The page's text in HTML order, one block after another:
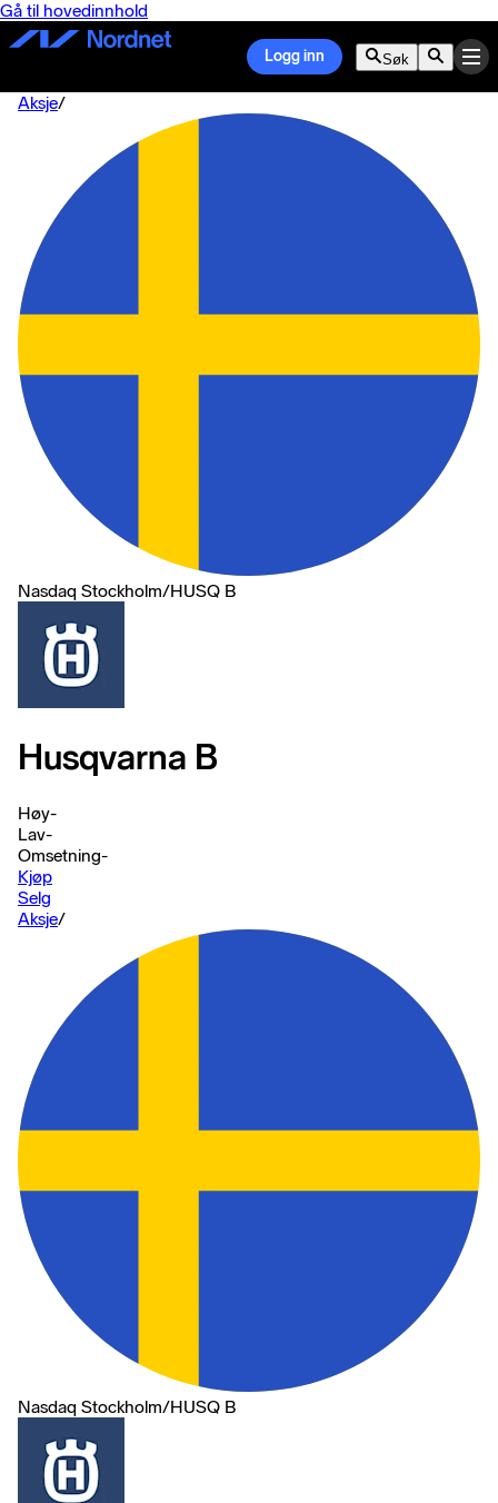
Gå til hovedinnhold
Logg inn Søk
Aksje/
Nasdaq Stockholm/HUSQ B
Husqvarna B
Høy-
Lav-
Omsetning-
Kjøp
Selg
Aksje/
Nasdaq Stockholm/HUSQ B